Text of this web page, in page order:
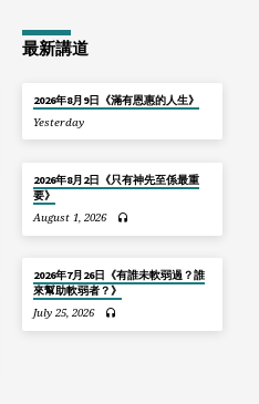
最新講道
2026年8月9日《滿有恩惠的人生》
Yesterday
2026年8月2日《只有神先至係最重
要》
August 1, 2026
2026年7月26日《有誰未軟弱過？誰
來幫助軟弱者？》
July 25, 2026